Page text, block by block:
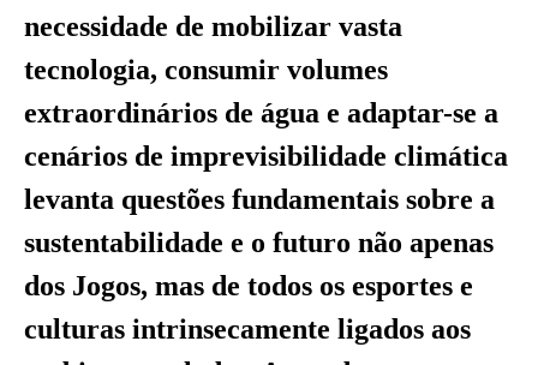
necessidade de mobilizar vasta
tecnologia, consumir volumes
extraordinários de água e adaptar-se a
cenários de imprevisibilidade climática
levanta questões fundamentais sobre a
sustentabilidade e o futuro não apenas
dos Jogos, mas de todos os esportes e
culturas intrinsecamente ligados aos